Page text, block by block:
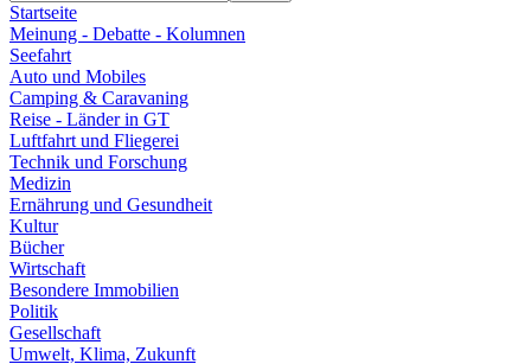
Startseite
Meinung - Debatte - Kolumnen
Seefahrt
Auto und Mobiles
Camping & Caravaning
Reise - Länder in GT
Luftfahrt und Fliegerei
Technik und Forschung
Medizin
Ernährung und Gesundheit
Kultur
Bücher
Wirtschaft
Besondere Immobilien
Politik
Gesellschaft
Umwelt, Klima, Zukunft